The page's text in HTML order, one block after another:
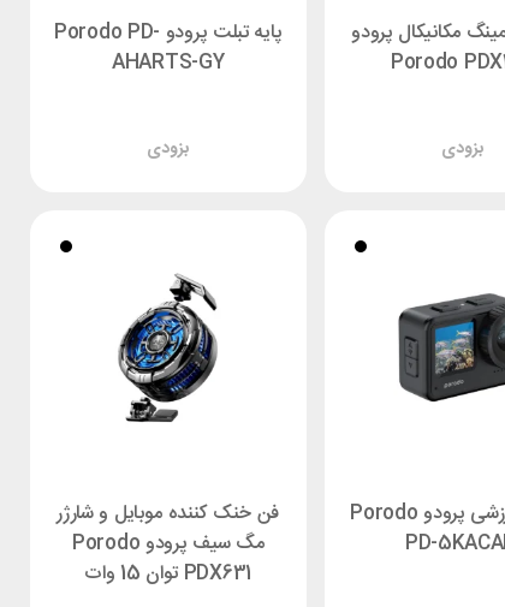
مکانیکال پرودو
Porodo
بزودی
پایه تبلت پرودو Porodo PD-
AHARTS-GY
بزودی
دوربین ورزشی پرودو Porodo
PD-
فن خنک کننده موبایل و شارژر
مگ سیف پرودو Porodo
PDX631 توان 15 وات